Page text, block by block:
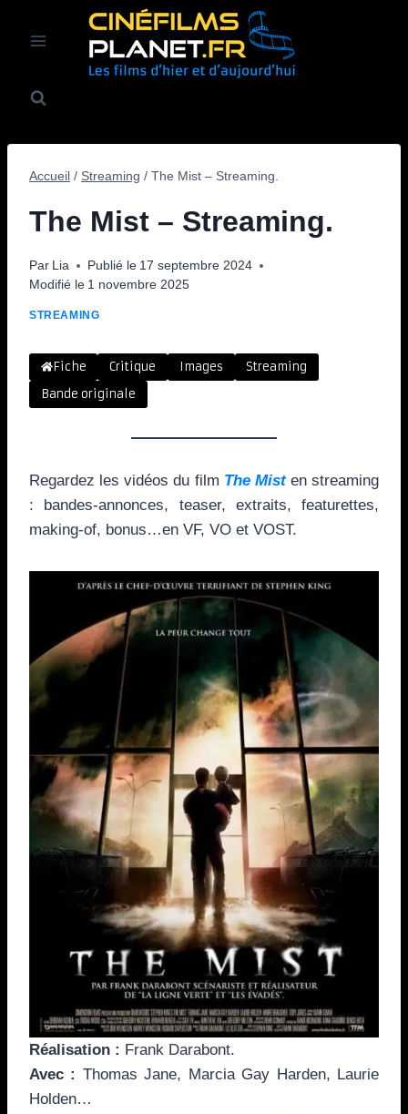
Accueil / Streaming / The Mist – Streaming.
The Mist – Streaming.
Par Lia Publié le 17 septembre 2024
Modifié le 1 novembre 2025
STREAMING
Fiche Critique Images
Streaming
Bande originale
Regardez les vidéos du film The Misten streaming
: bandes-annonces, teaser, extraits, featurettes,
making-of, bonus…en VF, VO et VOST.
Réalisation : Frank Darabont.
Avec : Thomas Jane, Marcia Gay Harden, Laurie
Holden…